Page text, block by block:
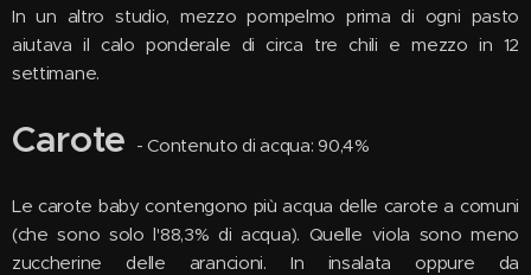
In un altro studio, mezzo pompelmo prima di ogni pasto
aiutava il calo ponderale di circa tre chili e mezzo in 12
settimane.
Carote - Contenuto di acqua: 90,4%
Le carote baby contengono più acqua delle carote a comuni
(che sono solo l'88,3% di acqua). Quelle viola sono meno
zuccherine delle arancioni. In insalata oppure da